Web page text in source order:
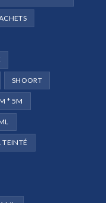
SHOORT
* 5M
TEINTÉ